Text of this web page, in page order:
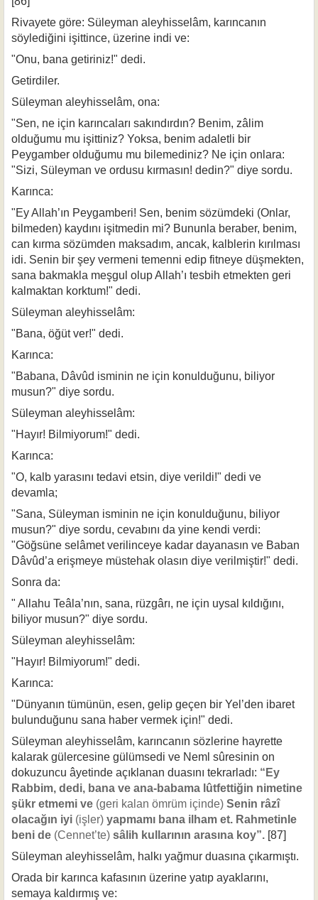
Rivayete göre: Süleyman aleyhisselâm, karıncanın
söylediğini işittince, üze­rine indi ve:
"Onu, bana getiriniz!" dedi.
Getirdiler.
Süleyman aleyhisselâm, ona:
"Sen, ne için karıncaları sakındırdın? Benim, zâlim
olduğumu mu işittiniz? Yoksa, benim adaletli bir
Peygamber olduğumu mu bilemediniz? Ne için onlara:
"Sizi, Süleyman ve ordusu kırmasın! dedin?" diye sordu.
Karınca:
"Ey Allah’ın Peygamberi! Sen, benim sözümdeki (Onlar,
bilmeden) kaydını işit­medin mi? Bununla beraber, benim,
can kırma sözümden maksadım, ancak, kalblerin kı­rılması
idi. Senin bir şey vermeni temenni edip fitneye düşmekten,
sana bakmakla meş­gul olup Allah’ı tesbih etmekten geri
kalmaktan korktum!" dedi.
Süleyman aleyhisselâm:
"Bana, öğüt ver!" dedi.
Karınca:
"Babana, Dâvûd isminin ne için konulduğunu, biliyor
musun?" diye sordu.
Süleyman aleyhisselâm:
"Hayır! Bilmiyorum!" dedi.
Karınca:
"O, kalb yarasını tedavi etsin, diye verildi!" dedi ve
devamla;
"Sana, Süleyman isminin ne için konulduğunu, biliyor
musun?" diye sordu, cevabını da yine kendi verdi:
"Göğsüne selâmet verilinceye kadar dayanasın ve Baban
Dâvûd’a erişmeye müstehak olasın diye verilmiştir!" dedi.
Sonra da:
" Allahu Teâla’nın, sana, rüzgârı, ne için uysal kıldığını,
biliyor musun?" diye sordu.
Süleyman aleyhisselâm:
"Hayır! Bilmiyorum!" dedi.
Karınca:
"Dünyanın tümünün, esen, gelip geçen bir Yel’den ibaret
bulunduğunu sana haber vermek için!" dedi.
Süleyman aleyhisselâm, karıncanın sözlerine hayrette
kalarak gülercesine gü­lümsedi ve Neml sûresinin on
dokuzuncu âyetinde açıklanan duasını tekrarladı: “Ey
Rabbim, dedi, bana ve ana-babama lûtfettiğin nimetine
şükr etmemi ve (geri kalan ömrüm içinde) Senin râzî
olacağın iyi (işler) yapmamı bana ilham et. Rahmetinle
beni de (Cennet’te) sâlih kullarının arasına koy”. [87]
Süleyman aleyhisselâm, halkı yağmur duasına çıkarmıştı.
Orada bir karınca kafasının üzerine yatıp ayaklarını,
semaya kaldırmış ve: